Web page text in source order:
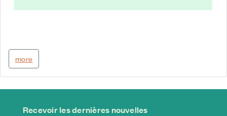
more
Recevoir les dernières nouvelles